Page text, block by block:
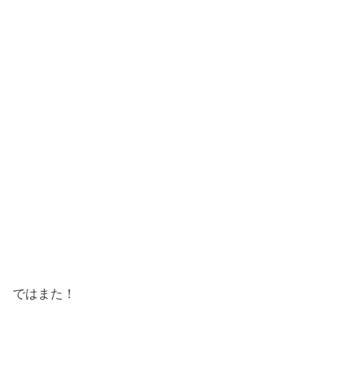
ではまた！